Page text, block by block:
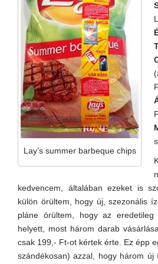
Lay’s summer barbeque chips
kedvencem, általában ezeket is
külön örültem, hogy új, szezonális
pláne örültem, hogy az
helyett, most három darab
csak 199,- Ft-ot kértek érte. Ez épp
szándékosan) azzal, hogy három